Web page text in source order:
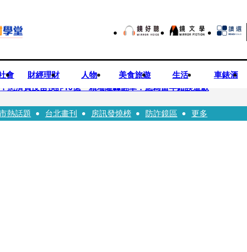
會 財經理財 人物 美食旅遊 生活 車錶酒
慈濟買疫苗挨詐10億 賴瑞隆轟翻車：應為當年錯誤道歉
購疫苗被騙10億沒報案遭炎上 基金會緊急說明
熱話題 台北畫刊 房訊發燒榜 防詐鏡區 更多